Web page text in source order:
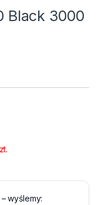
Black 3000
wyślemy: